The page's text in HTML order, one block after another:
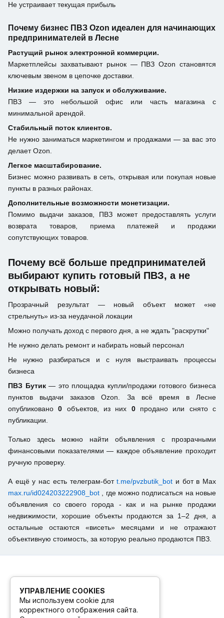
Не устраивает текущая прибыль
Почему бизнес ПВЗ Ozon идеален для начинающих
предпринимателей в Лесне
Растущий рынок электронной коммерции.
Маркетплейсы захватывают рынок — ПВЗ Ozon становятся
ключевым звеном в цепочке доставки.
Низкие издержки на запуск и обслуживание.
ПВЗ — это небольшой офис или часть магазина с
минимальной арендой.
Стабильный поток клиентов.
Не нужно заниматься маркетингом и продажами — за вас это
делает Ozon.
Легкое масштабирование.
Бизнес можно развивать в сеть, открывая или покупая новые
пункты в разных районах.
Дополнительные возможности монетизации.
Помимо выдачи заказов, ПВЗ может предоставлять услуги
возврата товаров, приема платежей и продажи
сопутствующих товаров.
Почему всё больше предпринимателей
выбирают купить готовый ПВЗ, а не
открывать новый:
Прозрачный результат — новый объект может «не
стрельнуть» из-за неудачной локации
Можно получать доход с первого дня, а не ждать "раскрутки"
Не нужно делать ремонт и набирать новый персонал
Не нужно разбираться и с нуля выстраивать процессы
бизнеса
ПВЗ Бутик— это площадка купли/продажи готового бизнеса
пунктов выдачи заказов Ozon. За всё время в Лесне
опубликовано0 объектов, из них 0продано или снято с
публикации.
Только здесь можно найти объявления с прозрачными
финансовыми показателями — каждое объявление проходит
ручную проверку.
А ещё у нас есть телеграм-ботt.me/pvzbutik_bot и бот в Max
max.ru/id024203222908_bot
, где можно подписаться на новые
объявления со своего города - как и на рынке продажи
недвижимости, хорошие объекты продаются за 1–2 дня, а
остальные остаются «висеть» месяцами и не отражают
объективную стоимость, за которую реально продаются ПВЗ.
УПРАВЛЕНИЕ COOKIES
Мы используем cookie для
корректного отображения сайта.